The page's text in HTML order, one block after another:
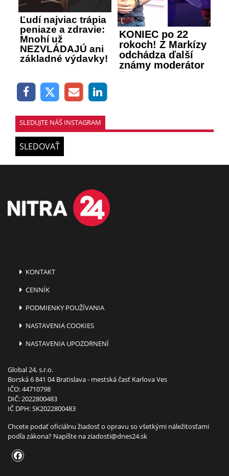
Ľudí najviac trápia
peniaze a zdravie:
Mnohí už
NEZVLÁDAJÚ ani
základné výdavky!
KONIEC po 22
rokoch! Z Markízy
odchádza ďalší
známy moderátor
SLEDUJTE NÁŠ INSTAGRAM
SLEDOVAŤ
KONTAKT
CENNÍK
PODMIENKY POUŽÍVANIA
NASTAVENIA COOKIES
NASTAVENIA UPOZORNENÍ
Global 24, s.r.o.
Borská 6 841 04 Bratislava - mestská časť Karlova Ves
IČO: 44710798
DIČ: 2022800483
IČ DPH: SK2022800483
Chcete podať oficiálnu žiadosť o opravu so všetkými náležitosťami
podľa zákona? Napíšte naziadosti@dnes24.sk